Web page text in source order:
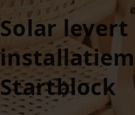
Solar
Startblock